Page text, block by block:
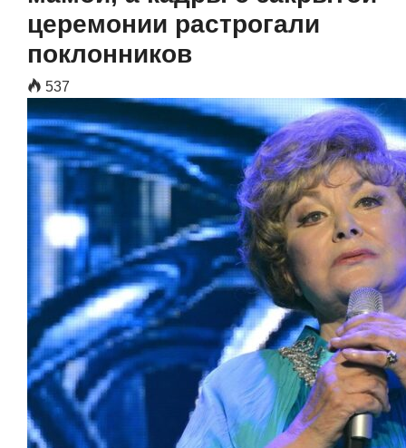
церемонии растрогали
поклонников
537